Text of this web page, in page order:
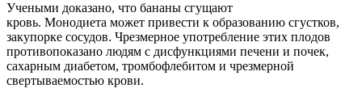
Учеными доказано, что бананы сгущают
кровь. Монодиета может привести к образованию сгустков,
закупорке сосудов. Чрезмерное употребление этих плодов
противопоказано людям с дисфункциями печени и почек,
сахарным диабетом, тромбофлебитом и чрезмерной
свертываемостью крови.